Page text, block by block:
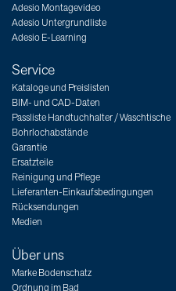
Adesio Montagevideo
Adesio Untergrundliste
Adesio E-Learning
Service
Kataloge und Preislisten
BIM- und CAD-Daten
Passliste Handtuchhalter / Waschtische
Bohrlochabstände
Garantie
Ersatzteile
Reinigung und Pflege
Lieferanten-Einkaufsbedingungen
Rücksendungen
Medien
Über uns
Marke Bodenschatz
Ordnung im Bad